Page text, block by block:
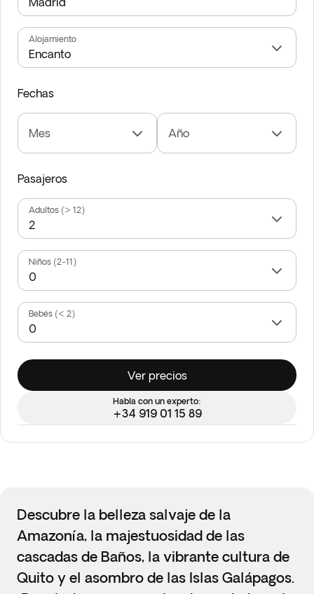
Alojamiento
Fechas
Mes Año
Pasajeros
Adultos (> 12)
Niños (2-11)
Bebés (< 2)
Ver precios
Habla con un experto:
+34 919 01 15 89
Descubre la belleza salvaje de la
Amazonía, la majestuosidad de las
cascadas de Baños, la vibrante cultura de
Quito y el asombro de las Islas Galápagos.